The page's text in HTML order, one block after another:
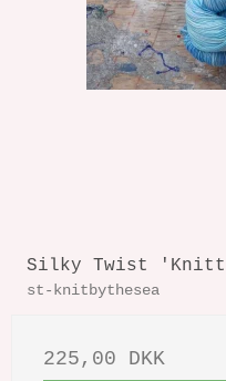
Silky Twist
st-knitbythesea
225,00 DKK